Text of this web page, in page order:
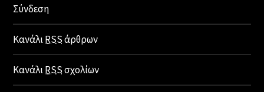
Σύνδεση
ΚανάλιRSSάρθρων
ΚανάλιRSSσχολίων